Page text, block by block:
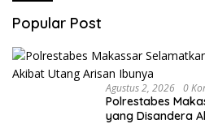
Popular Post
Agustus 2, 2026 0
Polrestabes
yang Disandera